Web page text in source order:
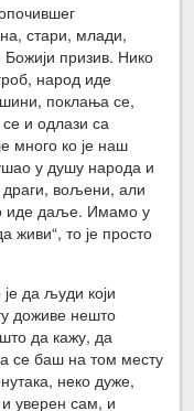
стари, млади,
Божији призив. Нико
народ иде
поклања се,
и одлази са
много ко је наш
у душу народа и
вољени, али
иде даље. Имамо у
живи“, то је просто
да људи који
доживе нешто
да кажу, да
се баш на том месту
неко дуже,
уверен сам, и